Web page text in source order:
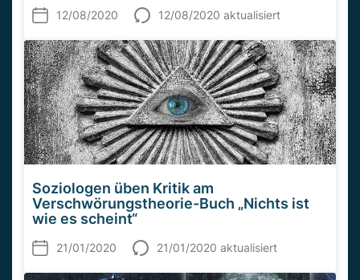
12/08/2020 12/08/2020 aktualisiert
Soziologen üben Kritik am
Verschwörungstheorie-Buch „Nichts ist
wie es scheint“
21/01/2020 21/01/2020 aktualisiert